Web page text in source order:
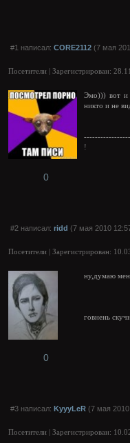
#1 написал: CORE2112 (7 мая
Посетители | Зарегистрирован:
Эмо))) вот и
никто и не
!
0
#2 написал: ridd (7 мая 2010
Посетители | Зарегистрирован:
ну,думаю
говнень
0
#3 написал: KyyyLeR (7 мая
Посетители | Зарегистрирован: